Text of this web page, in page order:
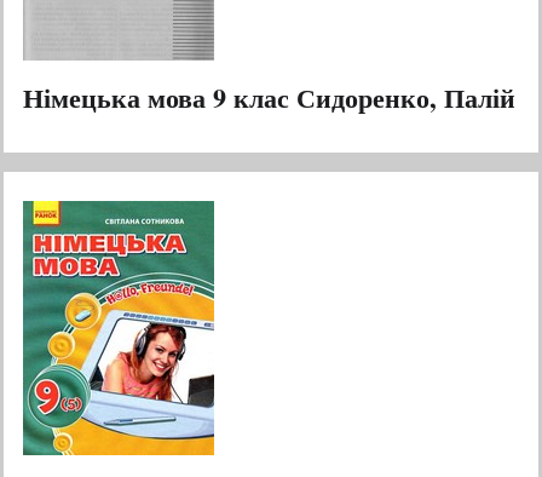
Німецька мова 9 клас Сидоренко, Палій